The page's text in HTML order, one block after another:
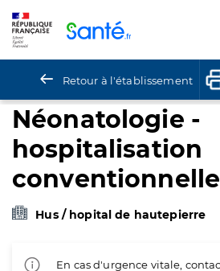
Retour à l'établissement
Néonatologie -
hospitalisation
conventionnelle
Hus / hopital de hautepierre
En cas d'urgence vitale,